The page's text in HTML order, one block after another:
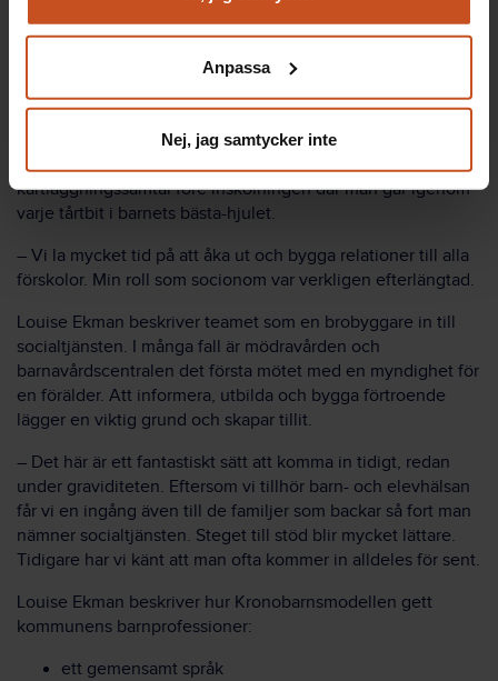
Du kan när som helst återta ditt godkännande genom att
integritet@suntarbetsliv.se.Anpassa
Nej, jag samtycker inte
tidigt.
Louise Ekman, socionom i Tingsryds
kommun
Alla föräldrar blir numera inbjudna till ett
kartläggningssamtal före inskolningen där man går igenom
varje tårtbit i barnets bästa-hjulet.
– Vi la mycket tid på att åka ut och bygga relationer till alla
förskolor. Min roll som socionom var verkligen efterlängtad.
Louise Ekman beskriver teamet som en brobyggare in till
socialtjänsten. I många fall är mödravården och
barnavårdscentralen det första mötet med en myndighet för
en förälder. Att informera, utbilda och bygga förtroende
lägger en viktig grund och skapar tillit.
– Det här är ett fantastiskt sätt att komma in tidigt, redan
under graviditeten. Eftersom vi tillhör barn- och elevhälsan
får vi en ingång även till de familjer som backar så fort man
nämner socialtjänsten. Steget till stöd blir mycket lättare.
Tidigare har vi känt att man ofta kommer in alldeles för sent.
Louise Ekman beskriver hur Kronobarnsmodellen gett
kommunens barnprofessioner:
ett gemensamt språk